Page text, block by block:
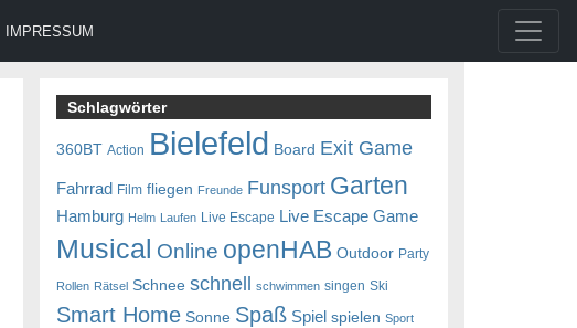
IMPRESSUM
Schlagwörter
360BT Action Bielefeld Board Exit Game
Fahrrad Film fliegen Freunde Funsport Garten
Hamburg Helm Laufen Live Escape Live Escape Game
Musical Online openHAB Outdoor Party
Rollen Rätsel Schnee schnell schwimmen singen Ski
Smart Home Sonne Spaß Spiel spielen Sport